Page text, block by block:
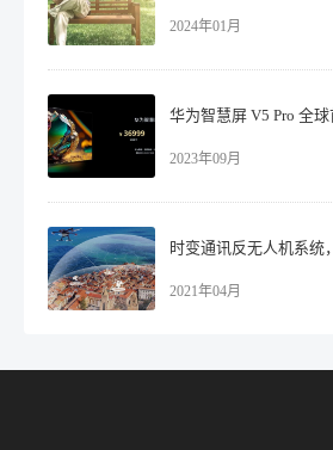
2024年01月
2023年09月
2021年04月